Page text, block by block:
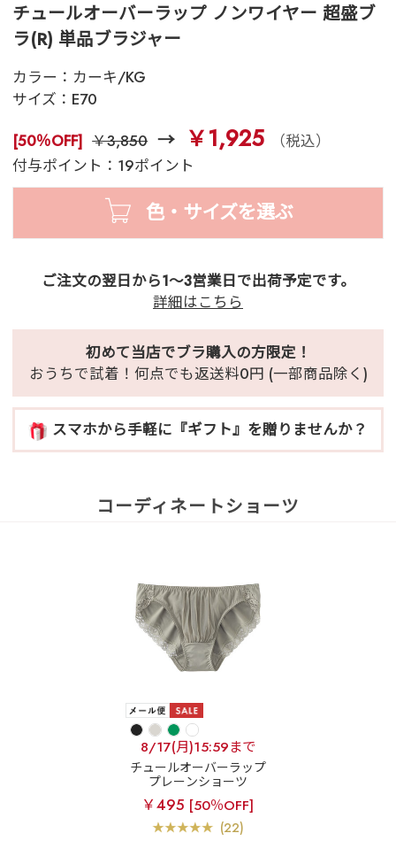
チュールオーバーラップ ノンワイヤー 超盛ブ
ラ(R) 単品ブラジャー
カラー： カーキ/KG
サイズ： E70
[50％OFF] ￥3,850 ￥1,925
（税込）
付与ポイント：19ポイント
色・サイズを選ぶ
ご注文の翌日から1～3営業日で出荷予定です。
詳細はこちら
初めて当店でブラ購入の方限定！
おうちで試着！何点でも返送料0円 (一部商品除く)
スマホから手軽に『ギフト』を贈りませんか？
コーディネートショーツ
8/17(月)15:59まで
チュールオーバーラップ
プレーンショーツ
￥495 [50％OFF]
(22)